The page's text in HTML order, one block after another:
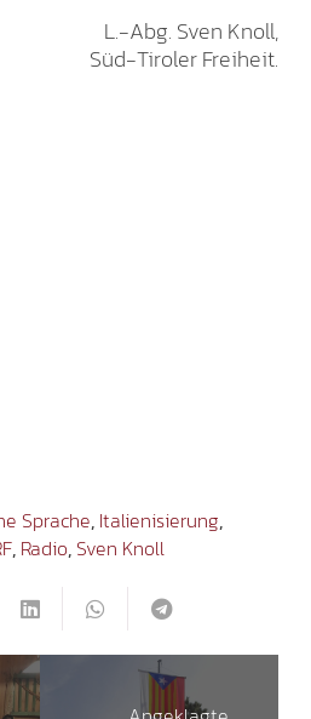
L.-Abg. Sven Knoll,
Süd-Tiroler Freiheit.
Sprache, Italienisierung,
, Radio, Sven Knoll